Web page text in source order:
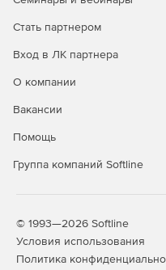
Стать партнером
Вход в ЛК партнера
О компании
Вакансии
Помощь
Группа компаний Softline
© 1993—2026 Softline
Условия использования
Политика